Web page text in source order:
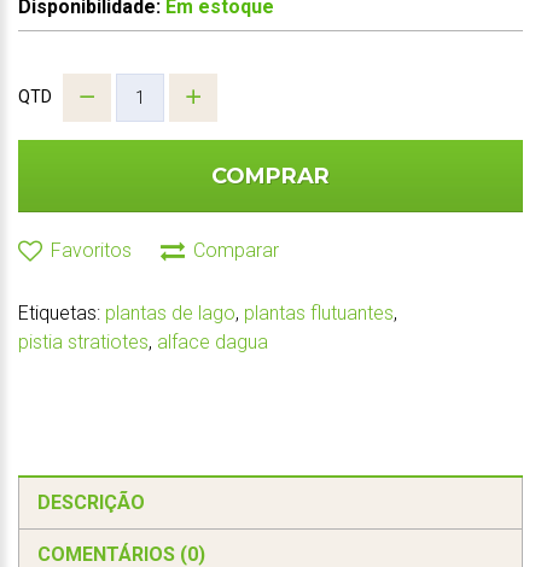
Disponibilidade: Em estoque
QTD
COMPRAR
Favoritos Comparar
Etiquetas: plantas de lago, plantas flutuantes,
pistia stratiotes, alface dagua
DESCRIÇÃO
COMENTÁRIOS (0)